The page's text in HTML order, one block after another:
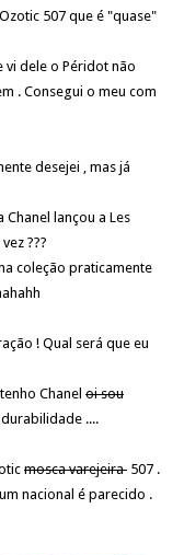
507 que é "quase"
vi dele o Péridot não
. Consegui o meu com
desejei , mas já
lançou a Les
???
coleção praticamente
! Qual será que eu
Chanel oi sou
....
mosca varejeira 507 .
nacional é parecido .